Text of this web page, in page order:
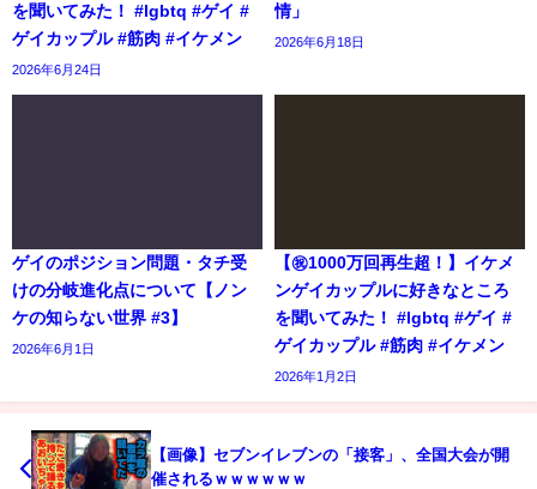
を聞いてみた！ #lgbtq #ゲイ #
ゲイカップル #筋肉 #イケメン
2026年6月24日
情」
2026年6月18日
ゲイのポジション問題・タチ受
けの分岐進化点について【ノン
ケの知らない世界 #3】
2026年6月1日
【㊗️1000万回再生超！】イケメ
ンゲイカップルに好きなところ
を聞いてみた！ #lgbtq #ゲイ #
ゲイカップル #筋肉 #イケメン
2026年1月2日
【画像】セブンイレブンの「接客」、全国大会が開
催されるｗｗｗｗｗｗ